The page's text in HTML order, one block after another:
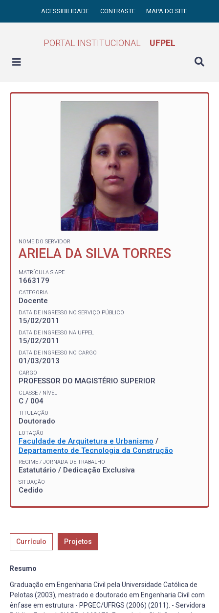
ACESSIBILIDADE CONTRASTE MAPA DO SITE
PORTAL INSTITUCIONAL UFPEL
NOME DO SERVIDOR
ARIELA DA SILVA TORRES
MATRÍCULA SIAPE
1663179
CATEGORIA
Docente
DATA DE INGRESSO NO SERVIÇO PÚBLICO
15/02/2011
DATA DE INGRESSO NA UFPEL
15/02/2011
DATA DE INGRESSO NO CARGO
01/03/2013
CARGO
PROFESSOR DO MAGISTÉRIO SUPERIOR
CLASSE / NÍVEL
C / 004
TITULAÇÃO
Doutorado
LOTAÇÃO
Faculdade de Arquitetura e Urbanismo /
Departamento de Tecnologia da Construção
REGIME / JORNADA DE TRABALHO
Estatutário / Dedicação Exclusiva
SITUAÇÃO
Cedido
Currículo Projetos
Resumo
Graduação em Engenharia Civil pela Universidade Católica de
Pelotas (2003), mestrado e doutorado em Engenharia Civil com
ênfase em estrutura - PPGEC/UFRGS (2006) (2011). - Servidora